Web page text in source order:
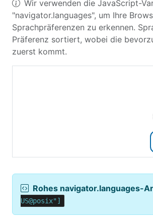
Wir verwenden die JavaScript-
"navigator.languages", um Ihre
Sprachpräferenzen zu erkennen.
Präferenz sortiert, wobei die
zuerst kommt.
Rohes navigator.languages-
US@posix"]